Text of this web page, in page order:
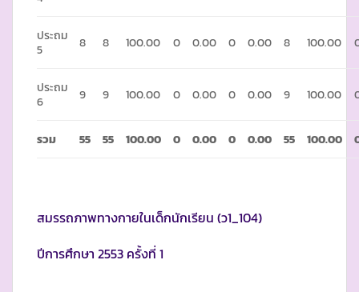
ประถม
5
8 8 100.00 0 0.00 0 0.00 8 100.00
ประถม
6
9 9 100.00 0 0.00 0 0.00 9 100.00
รวม 55 55 100.00 0 0.00 0 0.00 55 100.00
สมรรถภาพทางกายในเด็กนักเรียน (ว1_104)
ปีการศึกษา 2553 ครั้งที่ 1